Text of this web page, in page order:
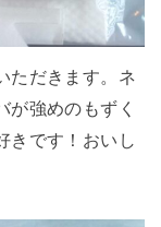
ただきます。ネ
が強めのもずく
きです！おいし